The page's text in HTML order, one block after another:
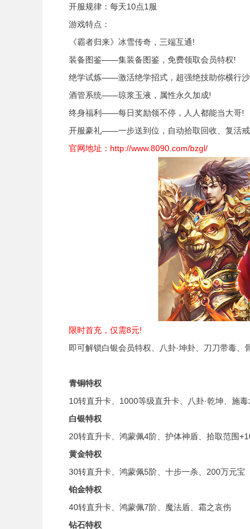
开服规律：每天10点1服
游戏特点：
《霸者归来》冰雪传奇，三端互通!
装备图鉴——集装备图鉴，免费领取会员特权!
绝学试炼——激活绝学招式，超强绝技助你横行沙
酒管系统——琼浆玉液，属性永久加成!
终身福利——每日奖励领不停，人人都能当大哥!
开服豪礼——一步送到位，自动拾取回收、复活戒
官网地址： http://www.8090.com/bzgl/
限时首充，仅需8元!
即可解锁白银会员特权、八卦·坤卦、刀刀带毒、
青铜特权
10转直升卡、1000等级直升卡、八卦·乾坤、施毒
白银特权
20转直升卡、鸿蒙佩4阶、护体神盾、拾取范围
黄金特权
30转直升卡、鸿蒙佩5阶、十步一杀、200万元宝
铂金特权
40转直升卡、鸿蒙佩7阶、魔法盾、霜之哀伤
钻石特权